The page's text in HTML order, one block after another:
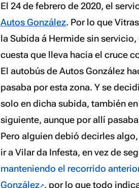
El 24 de febrero de 2020, el
Autos González. Por lo que
la Subida á Hermide sin
cuesta que lleva hacia el cruce
El autobús de Autos González
pasaba por esta zona. Y se
solo en dicha subida, también
siguiente, aunque por allí
Pero alguien debió decirles
ir a Vilar da Infesta, en vez de
manteniendo el recorrido
González , por lo que todo